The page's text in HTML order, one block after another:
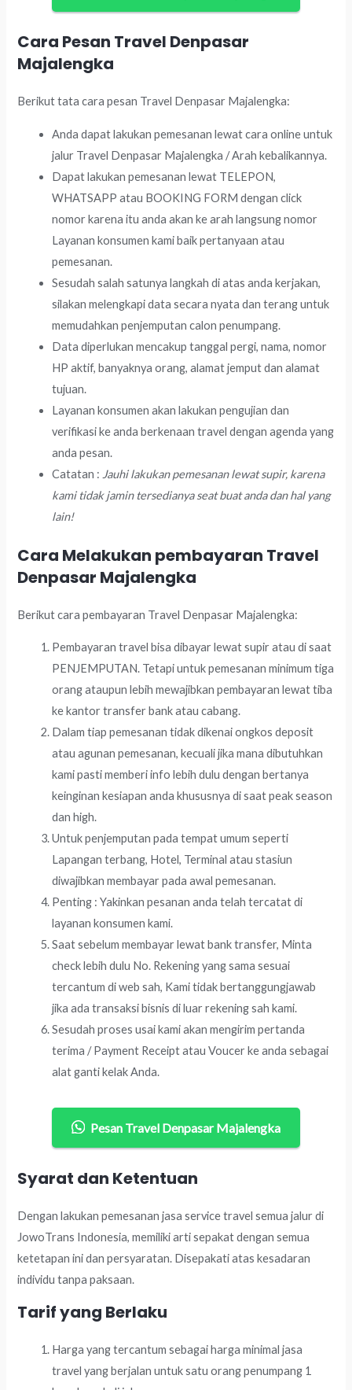
Cara Pesan Travel Denpasar
Majalengka
Berikut tata cara pesan Travel Denpasar Majalengka:
Anda dapat lakukan pemesanan lewat cara online untuk
jalur Travel Denpasar Majalengka / Arah kebalikannya.
Dapat lakukan pemesanan lewat TELEPON,
WHATSAPP atau BOOKING FORM dengan click
nomor karena itu anda akan ke arah langsung nomor
Layanan konsumen kami baik pertanyaan atau
pemesanan.
Sesudah salah satunya langkah di atas anda kerjakan,
silakan melengkapi data secara nyata dan terang untuk
memudahkan penjemputan calon penumpang.
Data diperlukan mencakup tanggal pergi, nama, nomor
HP aktif, banyaknya orang, alamat jemput dan alamat
tujuan.
Layanan konsumen akan lakukan pengujian dan
verifikasi ke anda berkenaan travel dengan agenda yang
anda pesan.
Catatan : Jauhi lakukan pemesanan lewat supir, karena
kami tidak jamin tersedianya seat buat anda dan hal yang
lain!
Cara Melakukan pembayaran Travel
Denpasar Majalengka
Berikut cara pembayaran Travel Denpasar Majalengka:
Pembayaran travel bisa dibayar lewat supir atau di saat
PENJEMPUTAN. Tetapi untuk pemesanan minimum tiga
orang ataupun lebih mewajibkan pembayaran lewat tiba
ke kantor transfer bank atau cabang.
Dalam tiap pemesanan tidak dikenai ongkos deposit
atau agunan pemesanan, kecuali jika mana dibutuhkan
kami pasti memberi info lebih dulu dengan bertanya
keinginan kesiapan anda khususnya di saat peak season
dan high.
Untuk penjemputan pada tempat umum seperti
Lapangan terbang, Hotel, Terminal atau stasiun
diwajibkan membayar pada awal pemesanan.
Penting : Yakinkan pesanan anda telah tercatat di
layanan konsumen kami.
Saat sebelum membayar lewat bank transfer, Minta
check lebih dulu No. Rekening yang sama sesuai
tercantum di web sah, Kami tidak bertanggungjawab
jika ada transaksi bisnis di luar rekening sah kami.
Sesudah proses usai kami akan mengirim pertanda
terima / Payment Receipt atau Voucer ke anda sebagai
alat ganti kelak Anda.
Pesan Travel Denpasar Majalengka
Syarat dan Ketentuan
Dengan lakukan pemesanan jasa service travel semua jalur di
JowoTrans Indonesia, memiliki arti sepakat dengan semua
ketetapan ini dan persyaratan. Disepakati atas kesadaran
individu tanpa paksaan.
Tarif yang Berlaku
Harga yang tercantum sebagai harga minimal jasa
travel yang berjalan untuk satu orang penumpang 1